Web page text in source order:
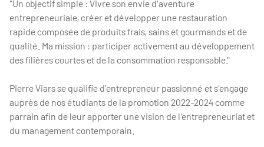
"Un objectif simple : Vivre son envie d'aventure
entrepreneuriale, créer et développer une restauration
rapide composée de produits frais, sains et gourmands et de
qualité. Ma mission : participer activement au développement
des filières courtes et de la consommation responsable."
Pierre Viars se qualifie d'entrepreneur passionné et s'engage
auprès de nos étudiants de la promotion 2022-2024 comme
parrain afin de leur apporter une vision de l'entrepreneuriat et
du management contemporain.